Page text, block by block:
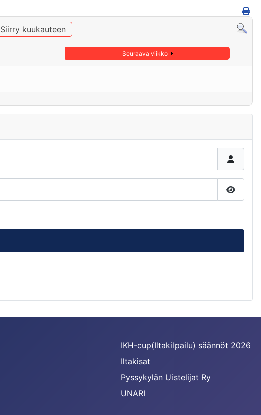
Siirry kuukauteen
Seuraava viikko
Näytä
IKH-cup(Iltakilpailu) säännöt 2026
Iltakisat
Pyssykylän Uistelijat Ry
UNARI